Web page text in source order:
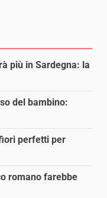
più in Sardegna: la
del bambino:
perfetti per
romano farebbe